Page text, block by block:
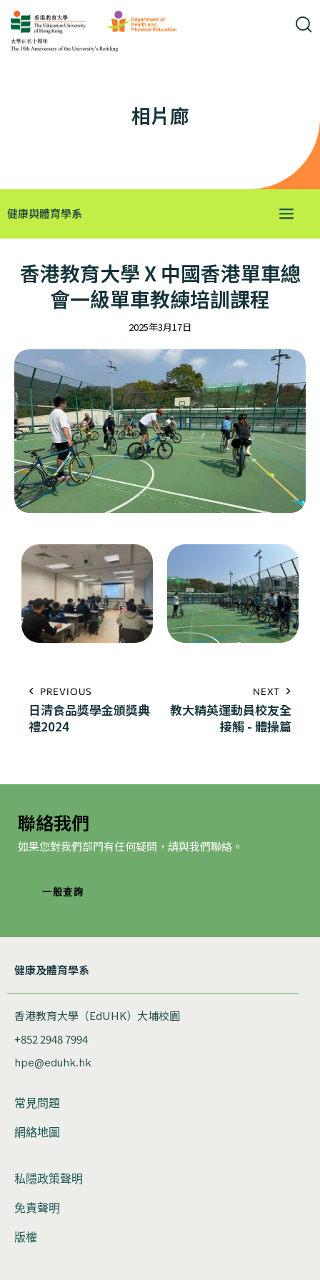
相片廊
健康與體育學系
香港教育大學 X 中國香港單車總
會一級單車教練培訓課程
2025年3月17日
PREVIOUS
日清食品獎學金頒獎典
禮2024
NEXT
教大精英運動員校友全
接觸 - 體操篇
聯絡我們
如果您對我們部門有任何疑問，請與我們聯絡。
一般查詢
健康及體育學系
香港教育大學（EdUHK）大埔校園
+852 2948 7994
hpe@eduhk.hk
常見問題
網絡地圖
私隱政策聲明
免責聲明
版權